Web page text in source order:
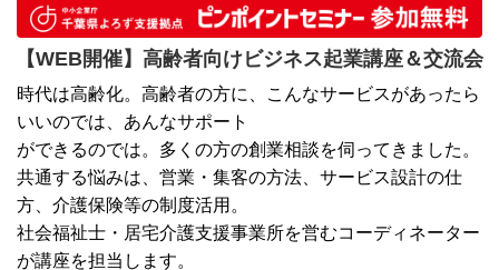
【WEB開催】高齢者向けビジネス起業講座＆交流会
時代は高齢化。高齢者の方に、こんなサービスがあったら
いいのでは、あんなサポート
ができるのでは。多くの方の創業相談を伺ってきました。
共通する悩みは、営業・集客の方法、サービス設計の仕
方、介護保険等の制度活用。
社会福祉士・居宅介護支援事業所を営むコーディネーター
が講座を担当します。